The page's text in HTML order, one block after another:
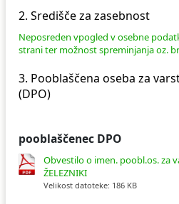
2. Središče za zasebnost
Neposreden vpogled v osebne
strani ter možnost spreminjanja oz.
3. Pooblaščena oseba za
(DPO)
pooblaščenec DPO
Obvestilo o imen. poobl.os. za
ŽELEZNIKI
Velikost datoteke: 186 KB
Ceniki
Fotogalerija
Varstvo osebnih podatkov
Proračun občine
Koledar odvoza odpadkov
Varuhov kotiček
Uradni dokumenti in povezave